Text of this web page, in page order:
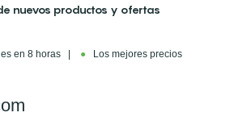
nuevos productos y ofertas
en 8 horas | ●
Los mejores precios